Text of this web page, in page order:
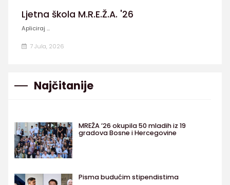
Ljetna škola M.R.E.Ž.A. '26
Apliciraj ...
7 Jula, 2026
Najčitanije
MREŽA ’26 okupila 50 mladih iz 19
gradova Bosne i Hercegovine
Pisma budućim stipendistima